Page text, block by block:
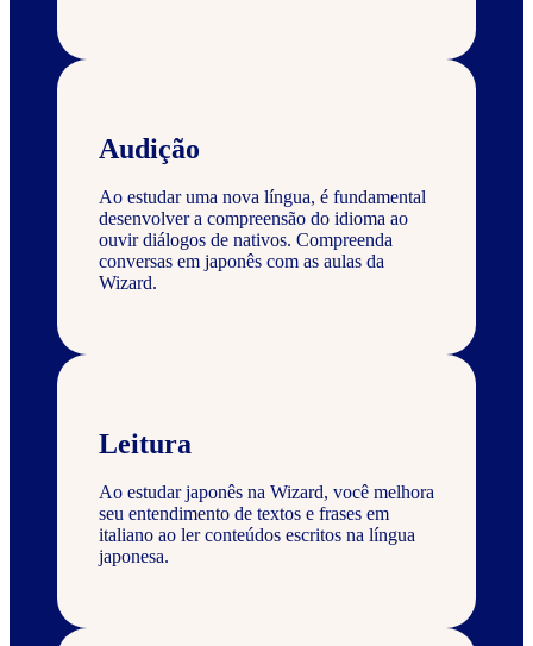
Audição
Ao estudar uma nova língua, é fundamental
desenvolver a compreensão do idioma ao
ouvir diálogos de nativos. Compreenda
conversas em japonês com as aulas da
Wizard.
Leitura
Ao estudar japonês na Wizard, você melhora
seu entendimento de textos e frases em
italiano ao ler conteúdos escritos na língua
japonesa.